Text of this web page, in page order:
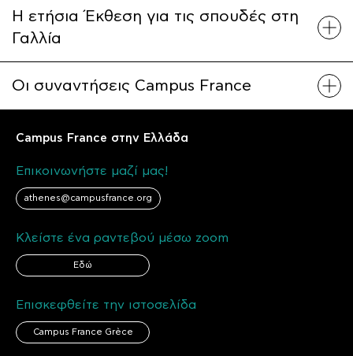
Η ετήσια Έκθεση για τις σπουδές στη
Γαλλία
Οι συναντήσεις Campus France
Campus France στην Ελλάδα
Επικοινωνήστε μαζί μας!
athenes@campusfrance.org
Κλείστε ένα ραντεβού μέσω zoom
Εδώ
Επισκεφθείτε την ιστοσελίδα
Campus France Grèce